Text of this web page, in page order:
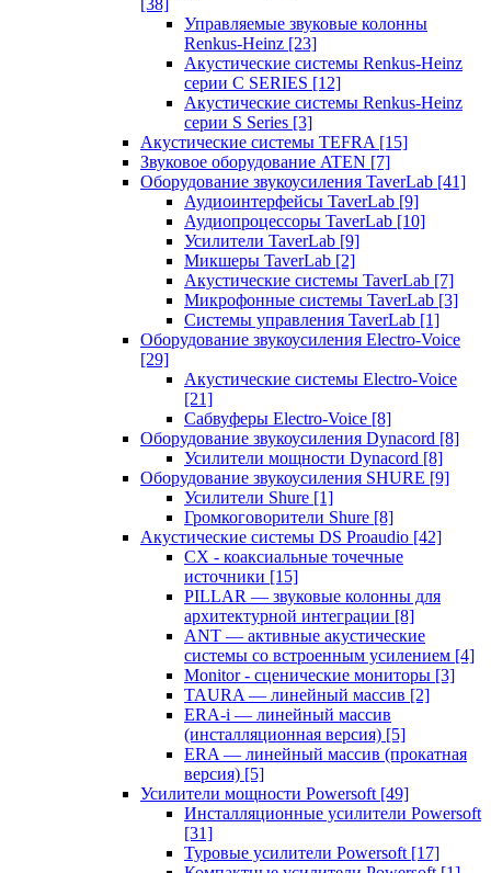
[38]
Управляемые звуковые колонны
Renkus-Heinz [23]
Акустические системы Renkus-Heinz
серии C SERIES [12]
Акустические системы Renkus-Heinz
серии S Series [3]
Акустические системы TEFRA [15]
Звуковое оборудование ATEN [7]
Оборудование звукоусиления TaverLab [41]
Аудиоинтерфейсы TaverLab [9]
Аудиопроцессоры TaverLab [10]
Усилители TaverLab [9]
Микшеры TaverLab [2]
Акустические системы TaverLab [7]
Микрофонные системы TaverLab [3]
Системы управления TaverLab [1]
Оборудование звукоусиления Electro-Voice
[29]
Акустические системы Electro-Voice
[21]
Сабвуферы Electro-Voice [8]
Оборудование звукоусиления Dynacord [8]
Усилители мощности Dynacord [8]
Оборудование звукоусиления SHURE [9]
Усилители Shure [1]
Громкоговорители Shure [8]
Акустические системы DS Proaudio [42]
CX - коаксиальные точечные
источники [15]
PILLAR — звуковые колонны для
архитектурной интеграции [8]
ANT — активные акустические
системы со встроенным усилением [4]
Monitor - сценические мониторы [3]
TAURA — линейный массив [2]
ERA-i — линейный массив
(инсталляционная версия) [5]
ERA — линейный массив (прокатная
версия) [5]
Усилители мощности Powersoft [49]
Инсталляционные усилители Powersoft
[31]
Туровые усилители Powersoft [17]